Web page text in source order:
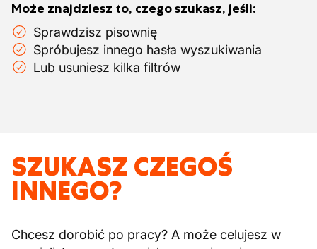
Może znajdziesz to, czego szukasz, jeśli:
Sprawdzisz pisownię
Spróbujesz innego hasła wyszukiwania
Lub usuniesz kilka filtrów
SZUKASZ CZEGOŚ
INNEGO?
Chcesz dorobić po pracy? A może celujesz w